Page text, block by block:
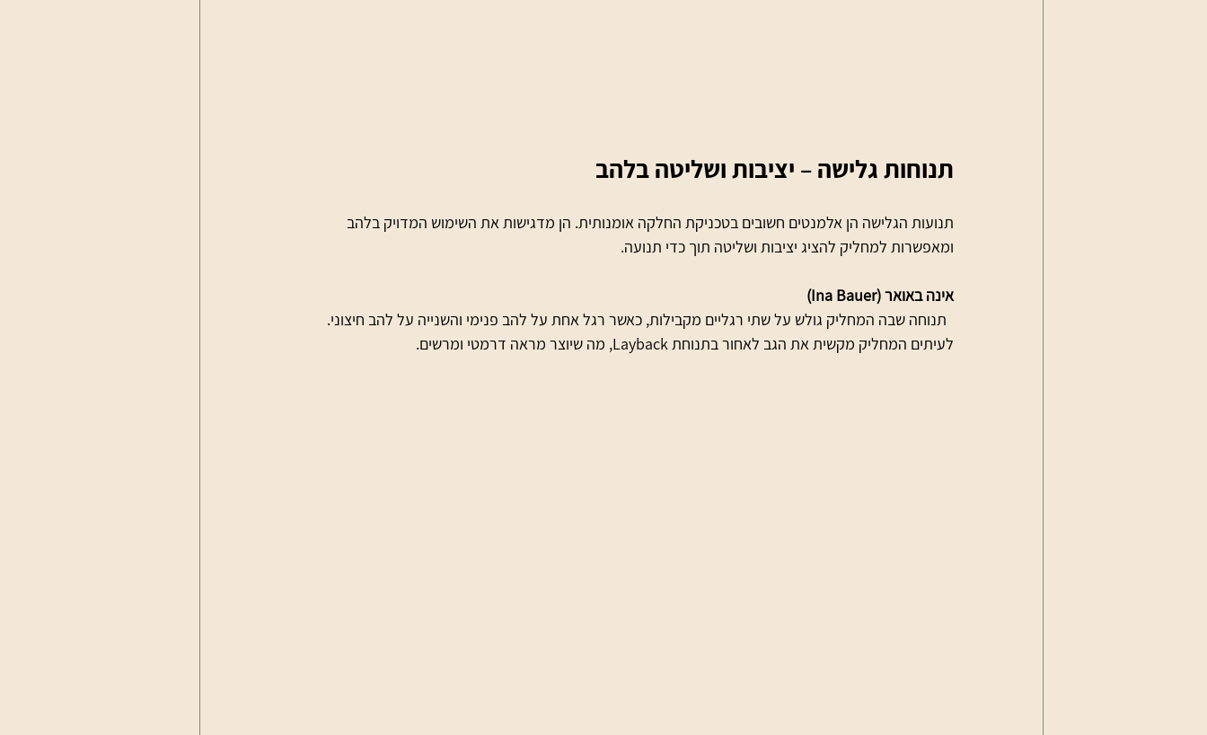
תנוחות גלישה – יציבות ושליטה בלהב
תנועות הגלישה הן אלמנטים חשובים בטכניקת החלקה אומנותית. הן מדגישות את השימוש המדויק בלהב
ומאפשרות למחליק להציג יציבות ושליטה תוך כדי תנועה.
אינה באואר (Ina Bauer)
  תנוחה שבה המחליק גולש על שתי רגליים מקבילות, כאשר רגל אחת על להב פנימי והשנייה על להב חיצוני.
לעיתים המחליק מקשית את הגב לאחור בתנוחת Layback, מה שיוצר מראה דרמטי ומרשים.